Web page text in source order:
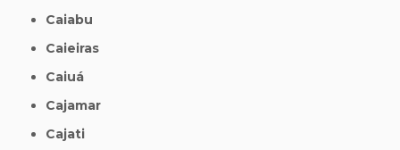
Caiabu
Caieiras
Caiuá
Cajamar
Cajati